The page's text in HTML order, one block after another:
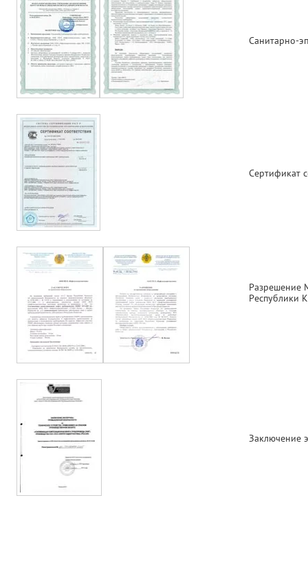
Санитарно-
Сертификат
Разрешение
Республики
Заключение